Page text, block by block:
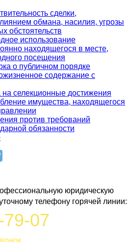
сделки,
обмана, насилия, угрозы
обстоятельств
использование
находящегося в месте,
посещения
о публичном порядке
содержание с
селекционные достижения
имущества, находящегося
против требований
обязанности
юридическую
телефону горячей линии:
07